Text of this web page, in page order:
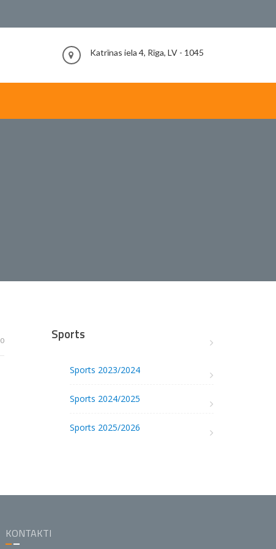
Katrīnas iela 4, Rīga, LV - 1045
0 Sports
Sports 2023/2024
Sports 2024/2025
Sports 2025/2026
KONTAKTI